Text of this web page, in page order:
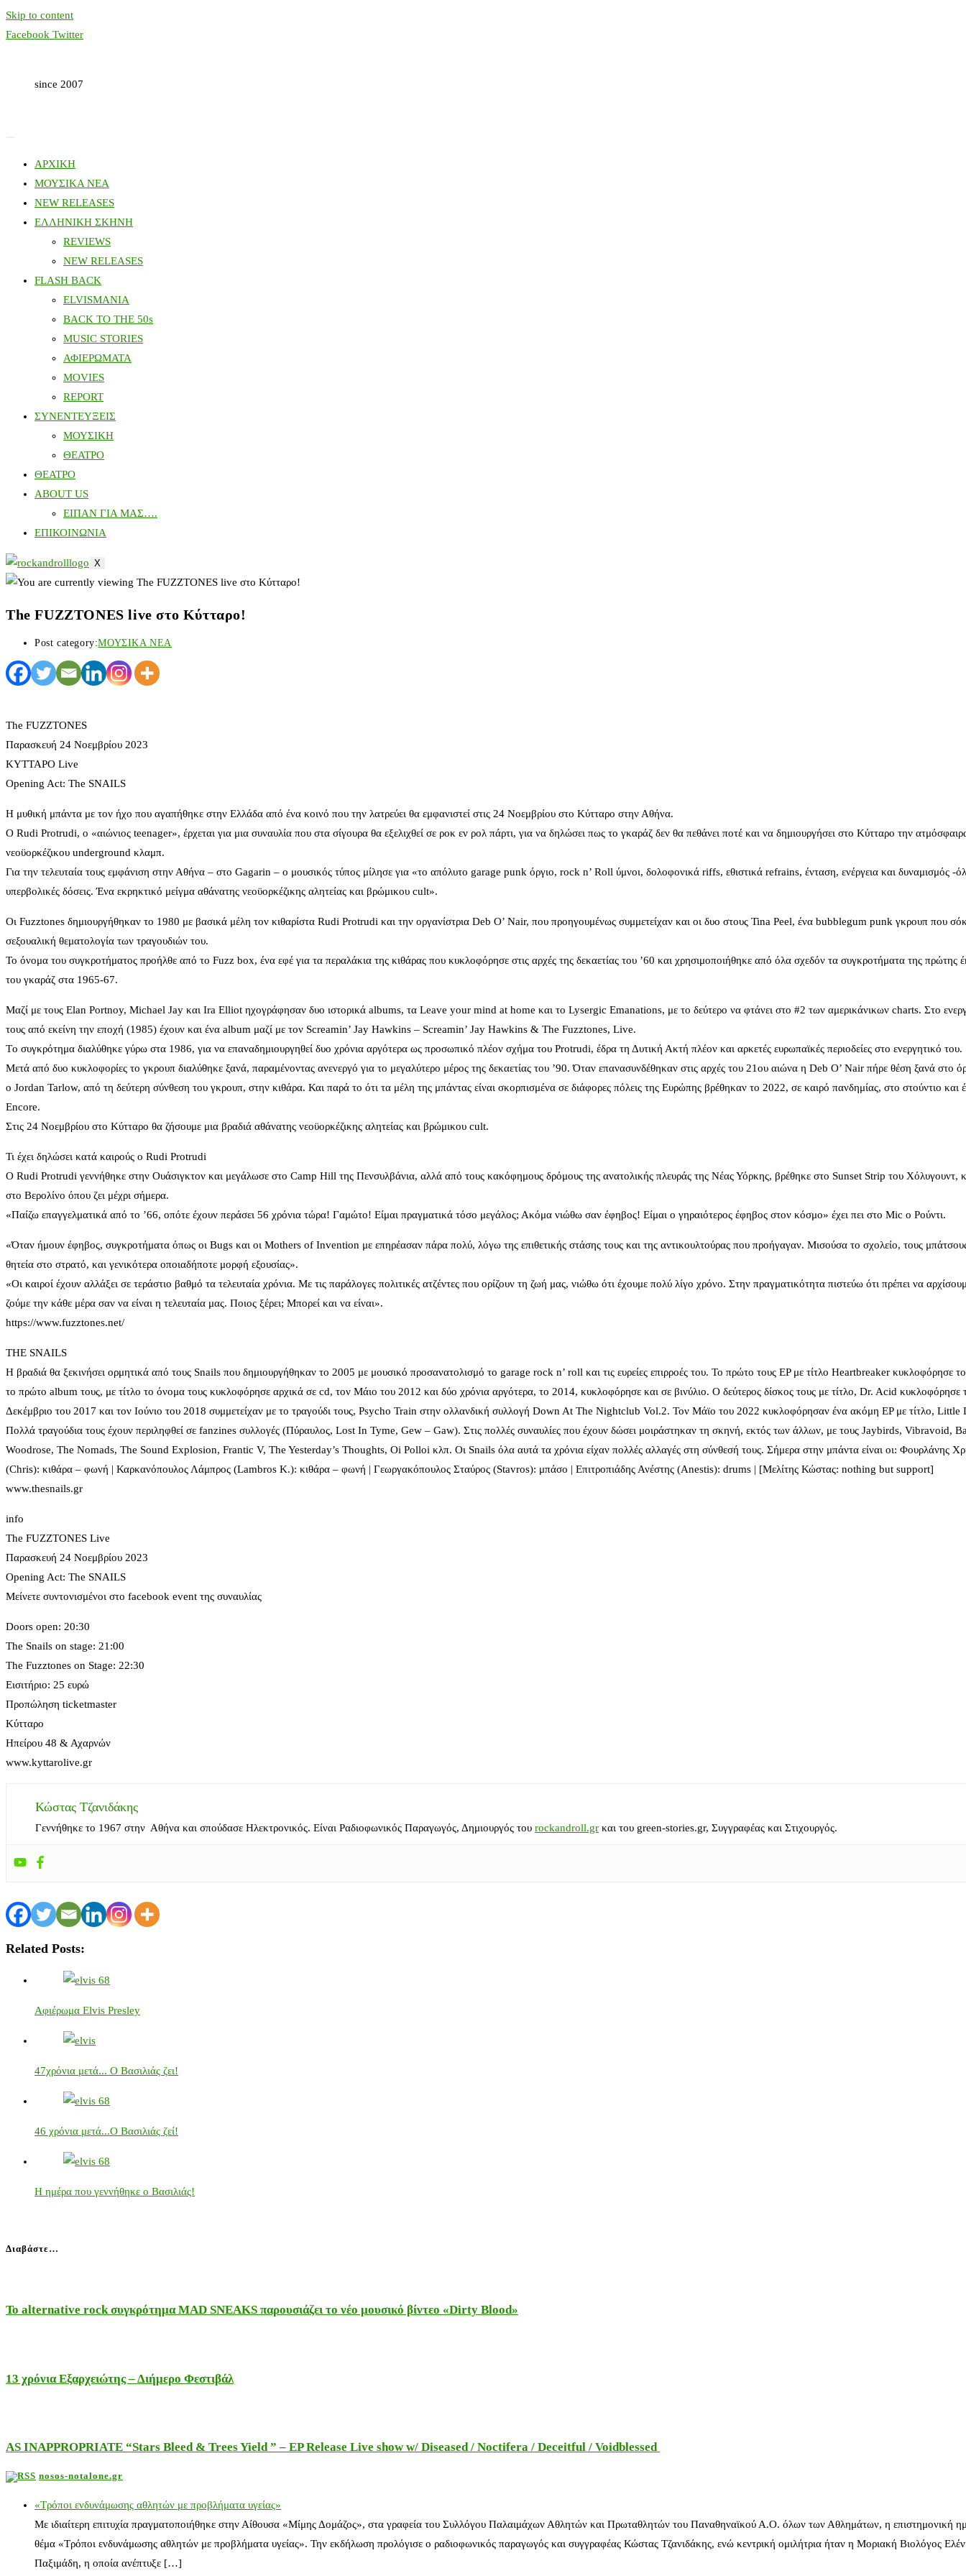
Skip to content
Facebook Twitter
since 2007
ΑΡΧΙΚΗ
ΜΟΥΣΙΚΑ ΝΕΑ
NEW RELEASES
ΕΛΛΗΝΙΚΗ ΣΚΗΝΗ
REVIEWS
NEW RELEASES
FLASH BACK
ELVISMANIA
BACK TO THE 50s
MUSIC STORIES
ΑΦΙΕΡΩΜΑΤΑ
MOVIES
REPORT
ΣΥΝΕΝΤΕΥΞΕΙΣ
ΜΟΥΣΙΚΗ
ΘΕΑΤΡΟ
ΘΕΑΤΡΟ
ABOUT US
ΕΙΠΑΝ ΓΙΑ ΜΑΣ….
ΕΠΙΚΟΙΝΩΝΙΑ
X
The FUZZTONES live στο Κύτταρο!
Post category:ΜΟΥΣΙΚΑ ΝΕΑ
The FUZZTONES
Παρασκευή 24 Νοεμβρίου 2023
ΚΥΤΤΑΡΟ Live
Opening Act: The SNAILS
Η μυθική μπάντα με τον ήχο που αγαπήθηκε στην Ελλάδα από ένα κοινό που την λατρεύει θα εμφανιστεί στις 24 Νοεμβρίου στο Κύτταρο στην Αθήνα.
Ο Rudi Protrudi, ο «αιώνιος teenager», έρχεται για μια συναυλία που στα σίγουρα θα εξελιχθεί σε ροκ εν ρολ πάρτι, για να δηλώσει πως το γκαράζ δεν θα πεθάνει ποτέ και να δημιουργήσει στο Κύτταρο την
νεοϋορκέζικου underground κλαμπ.
Για την τελευταία τους εμφάνιση στην Αθήνα – στο Gagarin – o μουσικός τύπος μίλησε για «το απόλυτο garage punk όργιο, rock n’ Roll ύμνοι, δολοφονικά riffs, εθιστικά refrains, ένταση, ενέργεια και δυναμισμός -
υπερβολικές δόσεις. Ένα εκρηκτικό μείγμα αθάνατης νεοϋορκέζικης αλητείας και βρώμικου cult».
Οι Fuzztones δημιουργήθηκαν το 1980 με βασικά μέλη τον κιθαρίστα Rudi Protrudi και την οργανίστρια Deb O’ Nair, που προηγουμένως συμμετείχαν και οι δυο στους Tina Peel, ένα bubblegum punk γκρουπ που
σεξουαλική θεματολογία των τραγουδιών του.
Το όνομα του συγκροτήματος προήλθε από το Fuzz box, ένα εφέ για τα περαλάκια της κιθάρας που κυκλοφόρησε στις αρχές της δεκαετίας του ’60 και χρησιμοποιήθηκε από όλα σχεδόν τα συγκροτήματα της πρώτης
του γκαράζ στα 1965-67.
Μαζί με τους Elan Portnoy, Michael Jay και Ira Elliot ηχογράφησαν δυο ιστορικά albums, τα Leave your mind at home και το Lysergic Emanations, με το δεύτερο να φτάνει στο #2 των αμερικάνικων charts. Στο
τους από εκείνη την εποχή (1985) έχουν και ένα album μαζί με τον Screamin’ Jay Hawkins – Screamin’ Jay Hawkins & The Fuzztones, Live.
Tο συγκρότημα διαλύθηκε γύρω στα 1986, για να επαναδημιουργηθεί δυο χρόνια αργότερα ως προσωπικό πλέον σχήμα του Protrudi, έδρα τη Δυτική Ακτή πλέον και αρκετές ευρωπαϊκές περιοδείες στο ενεργητικό του.
Μετά από δυο κυκλοφορίες το γκρουπ διαλύθηκε ξανά, παραμένοντας ανενεργό για το μεγαλύτερο μέρος της δεκαετίας του ’90. Όταν επανασυνδέθηκαν στις αρχές του 21ου αιώνα η Deb O’ Nair πήρε θέση ξανά στο
ο Jordan Tarlow, από τη δεύτερη σύνθεση του γκρουπ, στην κιθάρα. Και παρά το ότι τα μέλη της μπάντας είναι σκορπισμένα σε διάφορες πόλεις της Ευρώπης βρέθηκαν το 2022, σε καιρό πανδημίας, στο στούντιο και
Encore.
Στις 24 Νοεμβρίου στο Κύτταρο θα ζήσουμε μια βραδιά αθάνατης νεοϋορκέζικης αλητείας και βρώμικου cult.
Τι έχει δηλώσει κατά καιρούς ο Rudi Protrudi
Ο Rudi Protrudi γεννήθηκε στην Ουάσιγκτον και μεγάλωσε στο Camp Hill της Πενσυλβάνια, αλλά από τους κακόφημους δρόμους της ανατολικής πλευράς της Νέας Υόρκης, βρέθηκε στο Sunset Strip του Χόλυγουντ,
στο Βερολίνο όπου ζει μέχρι σήμερα.
«Παίζω επαγγελματικά από το ’66, οπότε έχουν περάσει 56 χρόνια τώρα! Γαμώτο! Είμαι πραγματικά τόσο μεγάλος; Ακόμα νιώθω σαν έφηβος! Είμαι ο γηραιότερος έφηβος στον κόσμο» έχει πει στο Mic ο Ρούντι.
«Όταν ήμουν έφηβος, συγκροτήματα όπως οι Bugs και οι Mothers of Invention με επηρέασαν πάρα πολύ, λόγω της επιθετικής στάσης τους και της αντικουλτούρας που προήγαγαν. Μισούσα το σχολείο, τους
θητεία στο στρατό, και γενικότερα οποιαδήποτε μορφή εξουσίας».
«Οι καιροί έχουν αλλάξει σε τεράστιο βαθμό τα τελευταία χρόνια. Με τις παράλογες πολιτικές ατζέντες που ορίζουν τη ζωή μας, νιώθω ότι έχουμε πολύ λίγο χρόνο. Στην πραγματικότητα πιστεύω ότι πρέπει να
ζούμε την κάθε μέρα σαν να είναι η τελευταία μας. Ποιος ξέρει; Μπορεί και να είναι».
https://www.fuzztones.net/
THE SNAILS
Η βραδιά θα ξεκινήσει ορμητικά από τους Snails που δημιουργήθηκαν το 2005 με μουσικό προσανατολισμό το garage rock n’ roll και τις ευρείες επιρροές του. Το πρώτο τους EP με τίτλο Heartbreaker κυκλοφόρησε
το πρώτο album τους, με τίτλο το όνομα τους κυκλοφόρησε αρχικά σε cd, τον Μάιο του 2012 και δύο χρόνια αργότερα, το 2014, κυκλοφόρησε και σε βινύλιο. Ο δεύτερος δίσκος τους με τίτλο, Dr. Acid κυκλοφόρησε
Δεκέμβριο του 2017 και τον Ιούνιο του 2018 συμμετείχαν με το τραγούδι τους, Psycho Train στην ολλανδική συλλογή Down At The Nightclub Vol.2. Τον Μάϊο του 2022 κυκλοφόρησαν ένα ακόμη EP με τίτλο, Little
Πολλά τραγούδια τους έχουν περιληφθεί σε fanzines συλλογές (Πύραυλος, Lost In Tyme, Gew – Gaw). Στις πολλές συναυλίες που έχουν δώσει μοιράστηκαν τη σκηνή, εκτός των άλλων, με τους Jaybirds, Vibravoid,
Woodrose, The Nomads, The Sound Explosion, Frantic V, The Yesterday’s Thoughts, Oi Polloi κλπ. Οι Snails όλα αυτά τα χρόνια είχαν πολλές αλλαγές στη σύνθεσή τους. Σήμερα στην μπάντα είναι οι: Φουρλάνης
(Chris): κιθάρα – φωνή | Καρκανόπουλος Λάμπρος (Lambros K.): κιθάρα – φωνή | Γεωργακόπουλος Σταύρος (Stavros): μπάσο | Επιτροπιάδης Ανέστης (Anestis): drums | [Μελίτης Κώστας: nothing but support]
www.thesnails.gr
info
The FUZZTONES Live
Παρασκευή 24 Νοεμβρίου 2023
Opening Act: The SNAILS
Μείνετε συντονισμένοι στο facebook event της συναυλίας
Doors open: 20:30
The Snails on stage: 21:00
The Fuzztones on Stage: 22:30
Εισιτήριο: 25 ευρώ
Προπώληση ticketmaster
Κύτταρο
Ηπείρου 48 & Αχαρνών
www.kyttarolive.gr
Κώστας Τζανιδάκης
Γεννήθηκε το 1967 στην Αθήνα και σπούδασε Ηλεκτρονικός. Είναι Ραδιοφωνικός Παραγωγός, Δημιουργός του rockandroll.gr και του green-stories.gr, Συγγραφέας και Στιχουργός.
Related Posts:
Αφιέρωμα Elvis Presley
47χρόνια μετά... Ο Βασιλιάς ζει!
46 χρόνια μετά...Ο Βασιλιάς ζεί!
Η ημέρα που γεννήθηκε ο Βασιλιάς!
Διαβάστε…
Το alternative rock συγκρότημα MAD SNEAKS παρουσιάζει το νέο μουσικό βίντεο «Dirty Blood»
13 χρόνια Εξαρχειώτης – Διήμερο Φεστιβάλ
AS INAPPROPRIATE “Stars Bleed & Trees Yield ” – EP Release Live show w/ Diseased / Noctifera / Deceitful / Voidblessed
nosos-notalone.gr
«Τρόποι ενδυνάμωσης αθλητών με προβλήματα υγείας»
Με ιδιαίτερη επιτυχία πραγματοποιήθηκε στην Αίθουσα «Μίμης Δομάζος», στα γραφεία του Συλλόγου Παλαιμάχων Αθλητών και Πρωταθλητών του Παναθηναϊκού Α.Ο. όλων των Αθλημάτων, η επιστημονική
θέμα «Τρόποι ενδυνάμωσης αθλητών με προβλήματα υγείας». Την εκδήλωση προλόγισε ο ραδιοφωνικός παραγωγός και συγγραφέας Κώστας Τζανιδάκης, ενώ κεντρική ομιλήτρια ήταν η Μοριακή Βιολόγος
Παξιμάδη, η οποία ανέπτυξε […]